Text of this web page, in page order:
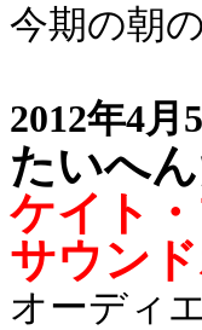
今期の朝
2012年4月
たいへ
ケイト
サウン
オーディ